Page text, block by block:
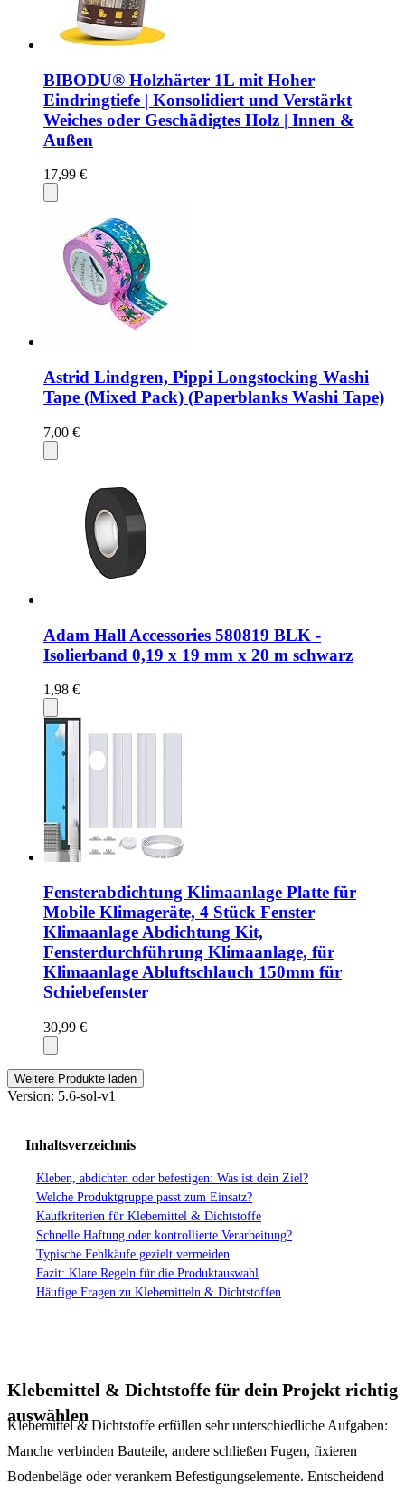
BIBODU® Holzhärter 1L mit Hoher
Eindringtiefe | Konsolidiert und Verstärkt
Weiches oder Geschädigtes Holz | Innen &
Außen
17,99 €
Astrid Lindgren, Pippi Longstocking Washi
Tape (Mixed Pack) (Paperblanks Washi Tape)
7,00 €
Adam Hall Accessories 580819 BLK -
Isolierband 0,19 x 19 mm x 20 m schwarz
1,98 €
Fensterabdichtung Klimaanlage Platte für
Mobile Klimageräte, 4 Stück Fenster
Klimaanlage Abdichtung Kit,
Fensterdurchführung Klimaanlage, für
Klimaanlage Abluftschlauch 150mm für
Schiebefenster
30,99 €
Weitere Produkte laden
Version: 5.6-sol-v1
Klebemittel & Dichtstoffe für dein Projekt richtig
auswählen
Klebemittel & Dichtstoffe erfüllen sehr unterschiedliche Aufgaben:
Manche verbinden Bauteile, andere schließen Fugen, fixieren
Bodenbeläge oder verankern Befestigungselemente. Entscheidend
Inhaltsverzeichnis
Kleben, abdichten oder befestigen: Was ist dein Ziel?
Welche Produktgruppe passt zum Einsatz?
Kaufkriterien für Klebemittel & Dichtstoffe
Schnelle Haftung oder kontrollierte Verarbeitung?
Typische Fehlkäufe gezielt vermeiden
Fazit: Klare Regeln für die Produktauswahl
Häufige Fragen zu Klebemitteln & Dichtstoffen